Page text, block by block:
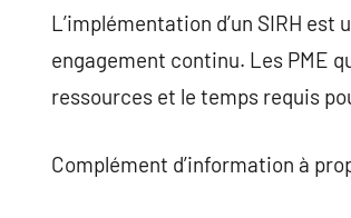
L’implémentation d’un SIRH
engagement continu. Les PME
ressources et le temps requis
Complément d’information à